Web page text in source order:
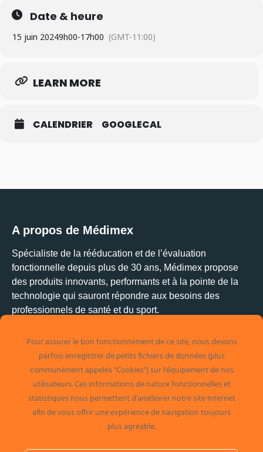
Date & heure
15 juin 20249h00-17h00 (GMT-11:00)
LEARN MORE
CALENDRIER GOOGLECAL
A propos de Médimex
Spécialiste de la rééducation et de l’évaluation
fonctionnelle depuis plus de 30 ans, Médimex propose
des produits innovants, performants et à la pointe de la
technologie qui sauront répondre aux besoins des
professionnels de santé et du sport.
1 allée Alban Vistel
69110 Sainte-Foy-Les-Lyon
info@medimex.fr
Pour assurer le bon fonctionnement de ce site, nous devons
parfois enregistrer de petits fichiers de données (plus
communément appelés "Cookies") sur l'équipement de nos
utilisateurs. Ces informations de nature fonctionnelles et
statistiques nous permettent d'améliorer notre site Internet
afin de vous offrir une expérience de navigation toujours
plus agréable.